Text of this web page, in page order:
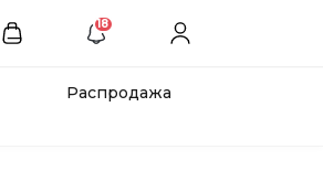
18
Распродажа